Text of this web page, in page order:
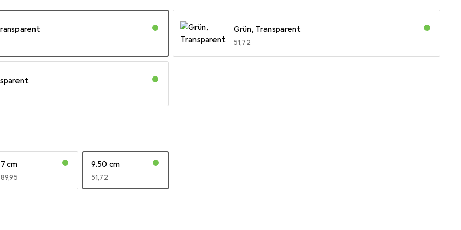
Grün, Transparent
EUR
51,72
7 cm
EUR
89,95
9.50 cm
EUR
51,72